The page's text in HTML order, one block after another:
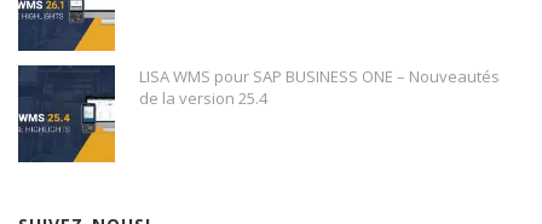
LISA WMS pour SAP BUSINESS ONE – Nouveautés
de la version 25.4